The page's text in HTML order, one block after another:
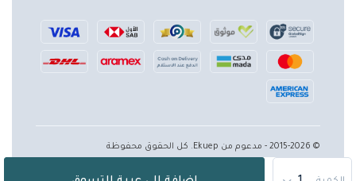
© 2015-2026 - مدعوم من Ekuep. كل الحقوق محفوظة